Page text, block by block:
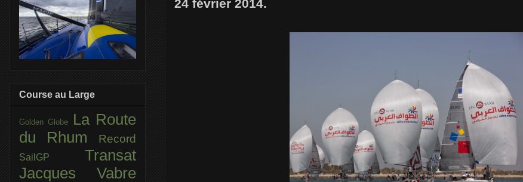
24 février 2014.
Course au Large
Golden Globe
La Route
du Rhum
Record
SailGP Transat
Jacques Vabre